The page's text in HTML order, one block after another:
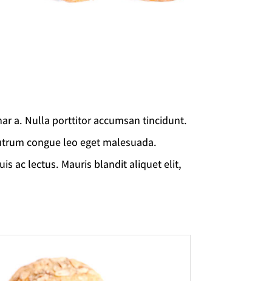
a. Nulla porttitor accumsan tincidunt.
congue leo eget malesuada.
ac lectus. Mauris blandit aliquet elit,